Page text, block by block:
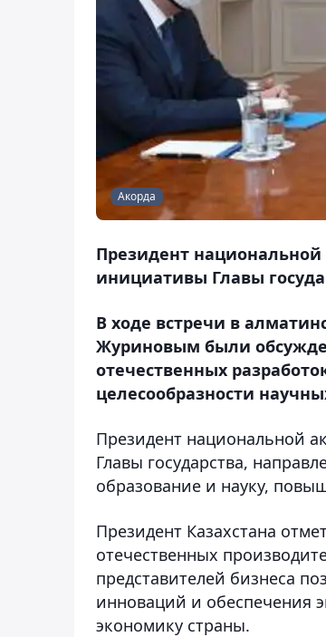
Акорда
Президент
инициативы Главы
В ходе встречи в
Журиновым были
отечественных
целесообразности
Президент национальной
Главы государства,
образование и науку,
Президент Казахстана
отечественных
представителей бизнеса
инноваций и обеспечения
экономику страны.